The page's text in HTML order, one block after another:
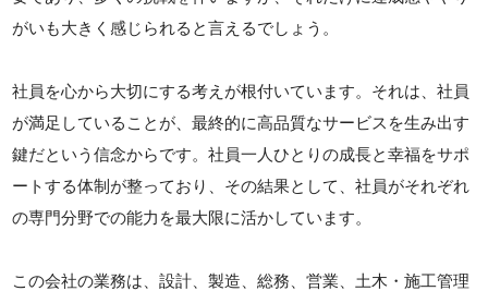
がいも大きく感じられると言えるでしょう。
社員を心から大切にする考えが根付いています。それは、社員
が満足していることが、最終的に高品質なサービスを生み出す
鍵だという信念からです。社員一人ひとりの成長と幸福をサポ
ートする体制が整っており、その結果として、社員がそれぞれ
の専門分野での能力を最大限に活かしています。
この会社の業務は、設計、製造、総務、営業、土木・施工管理